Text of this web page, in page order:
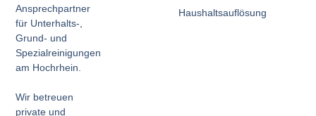
Ansprechpartner
für Unterhalts-,
Grund- und
Spezialreinigungen
am Hochrhein.
Wir betreuen
private und
Haushaltsauflösung